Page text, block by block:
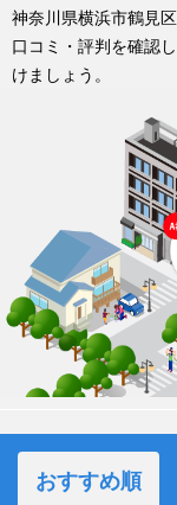
神奈川県横浜市鶴見
口コミ・評判を確認
けましょう。
おすすめ順